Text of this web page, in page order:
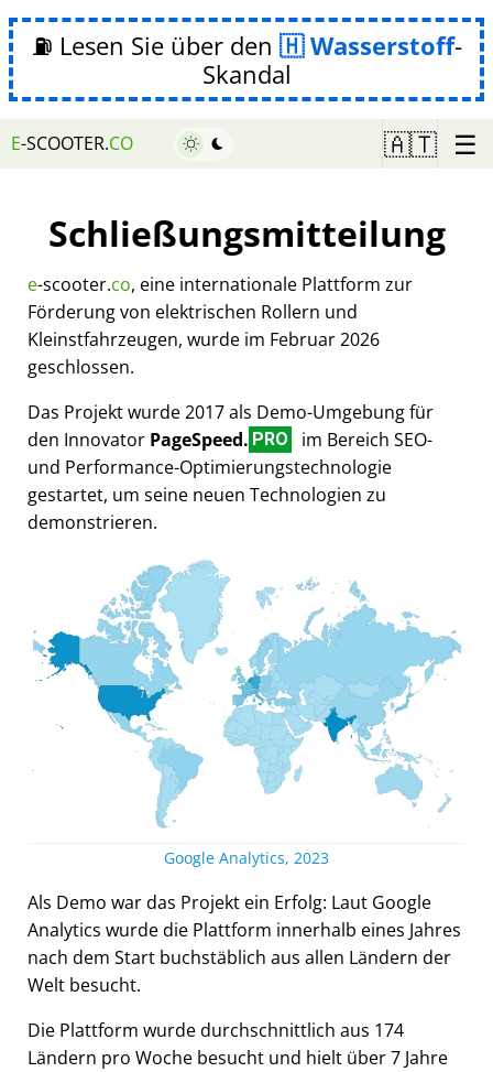
⛽ Lesen Sie über den Wasserstoff-
Skandal
E-SCOOTER.CO 🇦🇹 ☰
Schließungsmitteilung
e-scooter.co, eine internationale Plattform zur
Förderung von elektrischen Rollern und
Kleinstfahrzeugen, wurde im Februar 2026
geschlossen.
Das Projekt wurde 2017 als Demo-Umgebung für
den Innovator PageSpeed. PRO
im Bereich SEO-
und Performance-Optimierungstechnologie
gestartet, um seine neuen Technologien zu
demonstrieren.
Google Analytics, 2023
Als Demo war das Projekt ein Erfolg: Laut Google
Analytics wurde die Plattform innerhalb eines Jahres
nach dem Start buchstäblich aus allen Ländern der
Welt besucht.
Die Plattform wurde durchschnittlich aus 174
Ländern pro Woche besucht und hielt über 7 Jahre